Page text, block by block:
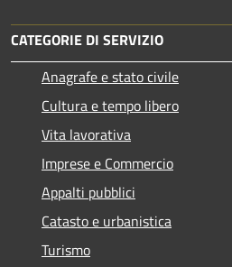
CATEGORIE DI SERVIZIO
Anagrafe e stato civile
Cultura e tempo libero
Vita lavorativa
Imprese e Commercio
Appalti pubblici
Catasto e urbanistica
Turismo